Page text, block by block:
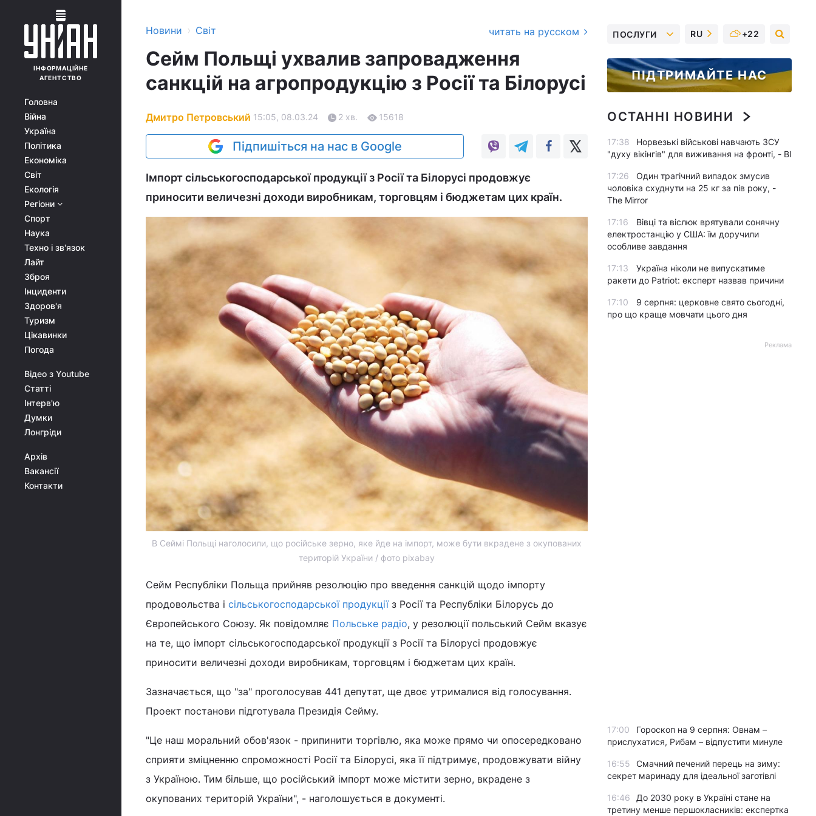
ІНФОРМАЦІЙНЕ
АГЕНТСТВО
Головна
Війна
Україна
Політика
Економіка
Світ
Екологія
Регіони
Спорт
Наука
Техно і зв'язок
Лайт
Зброя
Інциденти
Здоров'я
Туризм
Цікавинки
Погода
Відео з Youtube
Статті
Інтерв'ю
Думки
Лонгріди
Архів
Вакансії
Контакти
Новини › Світ читать на русском
Сейм Польщі ухвалив запровадження
санкцій на агропродукцію з Росії та Білорусі
Дмитро Петровський 15:05, 08.03.24 2 хв. 15618
Підпишіться на нас в Google
Імпорт сільськогосподарської продукції з Росії та Білорусі продовжує
приносити величезні доходи виробникам, торговцям і бюджетам цих країн.
В Сеймі Польщі наголосили, що російське зерно, яке йде на імпорт, може бути вкрадене з окупованих
територій України / фото pixabay
Сейм Республіки Польща прийняв резолюцію про введення санкцій щодо імпорту
продовольства і сільськогосподарської продукціїз Росії та Республіки Білорусь до
Європейського Союзу. Як повідомляє Польське радіо, у резолюції польський Сейм вказує
на те, що імпорт сільськогосподарської продукції з Росії та Білорусі продовжує
приносити величезні доходи виробникам, торговцям і бюджетам цих країн.
Зазначається, що "за" проголосував 441 депутат, ще двоє утрималися від голосування.
Проект постанови підготувала Президія Сейму.
"Це наш моральний обов'язок - припинити торгівлю, яка може прямо чи опосередковано
сприяти зміцненню спроможності Росії та Білорусі, яка її підтримує, продовжувати війну
з Україною. Тим більше, що російський імпорт може містити зерно, вкрадене з
окупованих територій України", - наголошується в документі.
ПОСЛУГИ RU +22
ПІДТРИМАЙТЕ НАС
ОСТАННІ НОВИНИ
17:38
Норвезькі військові навчають ЗСУ
"духу вікінгів" для виживання на фронті, - BI
17:26
Один трагічний випадок змусив
чоловіка схуднути на 25 кг за пів року, -
The Mirror
17:16
Вівці та віслюк врятували сонячну
електростанцію у США: їм доручили
особливе завдання
17:13
Україна ніколи не випускатиме
ракети до Patriot: експерт назвав причини
17:10
9 серпня: церковне свято сьогодні,
про що краще мовчати цього дня
Реклама
17:00
Гороскоп на 9 серпня: Овнам –
прислухатися, Рибам – відпустити минуле
16:55
Смачний печений перець на зиму:
секрет маринаду для ідеальної заготівлі
16:46
До 2030 року в Україні стане на
третину менше першокласників: експертка